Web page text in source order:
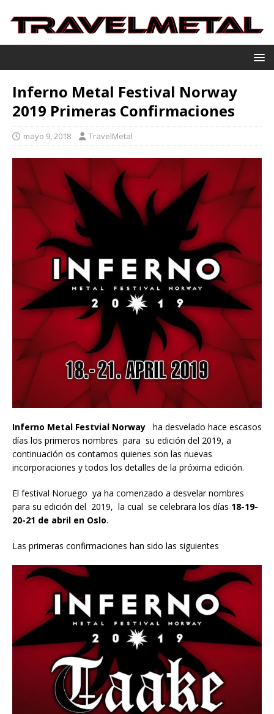
Inferno Metal Festival Norway
2019 Primeras Confirmaciones
mayo 9, 2018 TravelMetal
Inferno Metal Festvial Norway ha desvelado hace escasos
días los primeros nombres para su edición del 2019, a
continuación os contamos quienes son las nuevas
incorporaciones y todos los detalles de la próxima edición.
El festival Noruego ya ha comenzado a desvelar nombres
para su edición del 2019, la cual se celebrara los días 18-19-
20-21 de abril en Oslo.
Las primeras confirmaciones han sido las siguientes